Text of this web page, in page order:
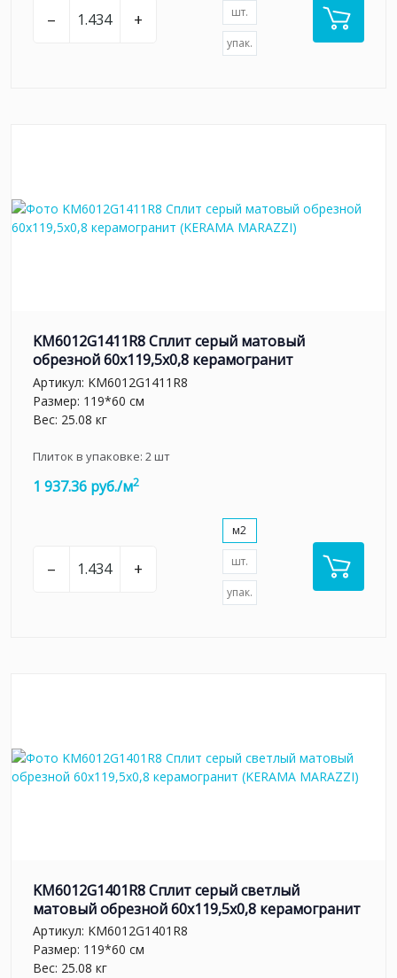
– + шт.
упак.
KM6012G1411R8 Сплит серый матовый
обрезной 60x119,5x0,8 керамогранит
Артикул: KM6012G1411R8
Размер: 119*60 см
Вес: 25.08 кг
Плиток в упаковке: 2шт
1 937.36 руб./м2
– +
м2
шт.
упак.
KM6012G1401R8 Сплит серый светлый
матовый обрезной 60x119,5x0,8 керамогранит
Артикул: KM6012G1401R8
Размер: 119*60 см
Вес: 25.08 кг